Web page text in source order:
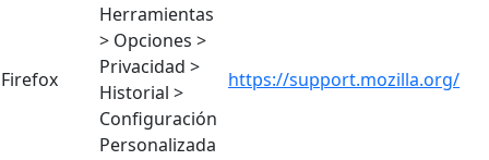
Firefox
Herramientas
> Opciones >
Privacidad >
Historial >
Configuración
Personalizada
https://support.mozilla.org/